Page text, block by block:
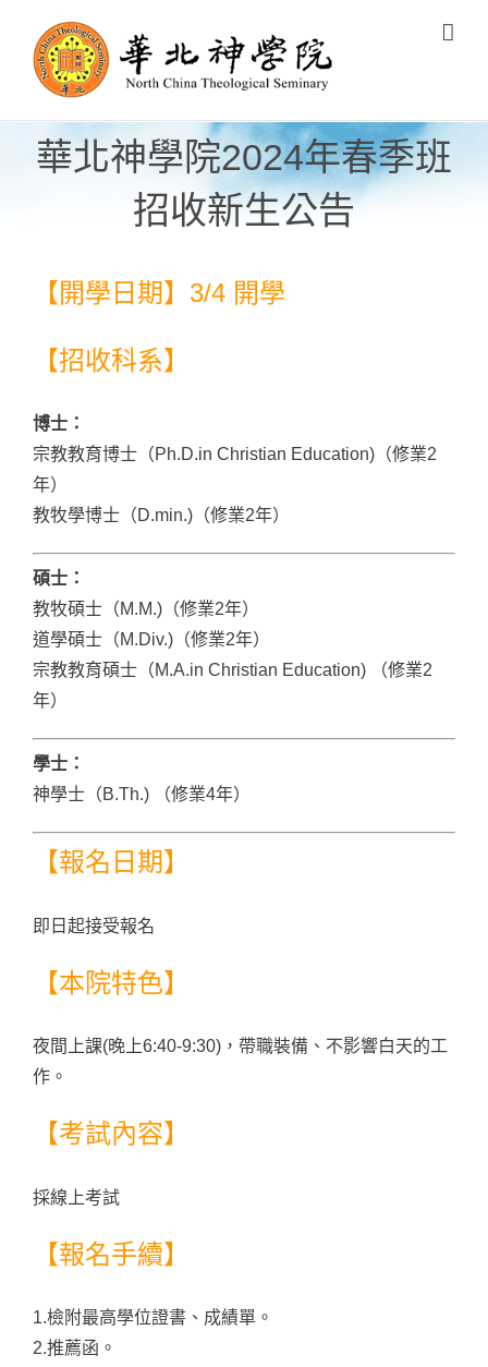
content
華北神學院2024年春季班
招收新生公告
【開學日期】3/4 開學
【招收科系】
博士：
宗教教育博士（Ph.D.in Christian Education)（修業2
年）
教牧學博士（D.min.)（修業2年）
碩士：
教牧碩士（M.M.)（修業2年）
道學碩士（M.Div.)（修業2年）
宗教教育碩士（M.A.in Christian Education) （修業2
年）
學士：
神學士（B.Th.) （修業4年）
【報名日期】
即日起接受報名
【本院特色】
夜間上課(晚上6:40-9:30)，帶職裝備、不影響白天的工
作。
【考試內容】
採線上考試
【報名手續】
1.檢附最高學位證書、成績單。
2.推薦函。